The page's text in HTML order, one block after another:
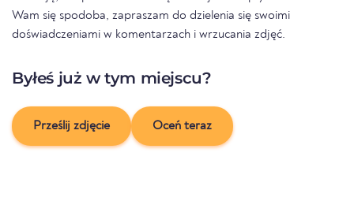
Wam się spodoba, zapraszam do dzielenia się swoimi
doświadczeniami w komentarzach i wrzucania zdjęć.
Byłeś już w tym miejscu?
Prześlij zdjęcie Oceń teraz